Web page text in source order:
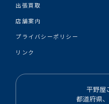
出張買取
店舗案内
プライバシーポリシー
リンク
平野屋
都道府県